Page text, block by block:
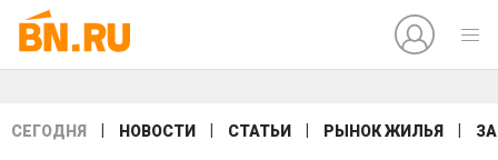
СЕГОДНЯ НОВОСТИ СТАТЬИ РЫНОК ЖИЛЬЯ